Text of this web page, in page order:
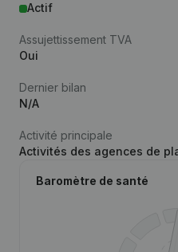
Actif
Assujettissement TVA
Oui
Dernier bilan
N/A
Activité principale
Activités des agences de
Baromètre de santé